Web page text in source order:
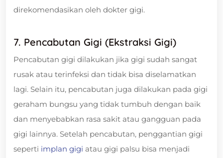
direkomendasikan oleh dokter gigi.
7. Pencabutan Gigi (Ekstraksi Gigi)
Pencabutan gigi dilakukan jika gigi sudah sangat
rusak atau terinfeksi dan tidak bisa diselamatkan
lagi. Selain itu, pencabutan juga dilakukan pada gigi
geraham bungsu yang tidak tumbuh dengan baik
dan menyebabkan rasa sakit atau gangguan pada
gigi lainnya. Setelah pencabutan, penggantian gigi
seperti implan gigi atau gigi palsu bisa menjadi